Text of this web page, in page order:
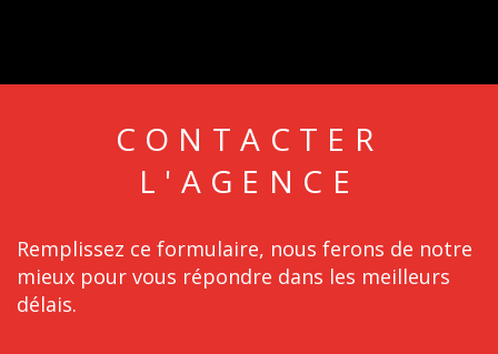
CONTACTER
L'AGENCE
Remplissez ce formulaire, nous ferons de notre
mieux pour vous répondre dans les meilleurs
délais.